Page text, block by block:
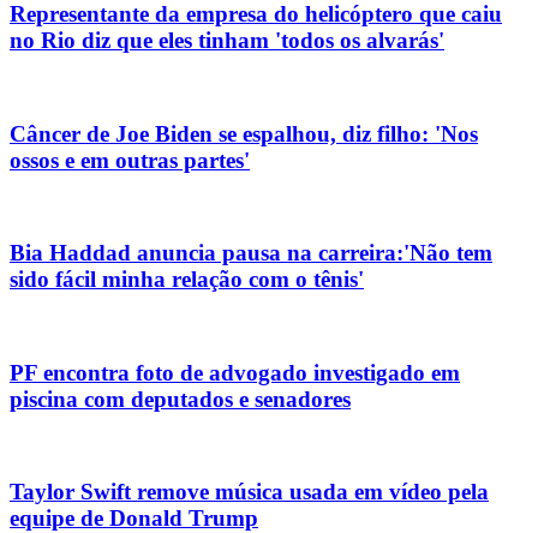
Representante da empresa do helicóptero que caiu
no Rio diz que eles tinham 'todos os alvarás'
Câncer de Joe Biden se espalhou, diz filho: 'Nos
ossos e em outras partes'
Bia Haddad anuncia pausa na carreira:'Não tem
sido fácil minha relação com o tênis'
PF encontra foto de advogado investigado em
piscina com deputados e senadores
Taylor Swift remove música usada em vídeo pela
equipe de Donald Trump